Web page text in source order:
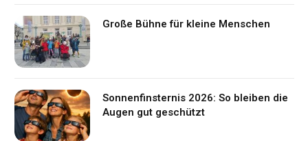
Große Bühne für kleine Menschen
Sonnenfinsternis 2026: So bleiben die
Augen gut geschützt